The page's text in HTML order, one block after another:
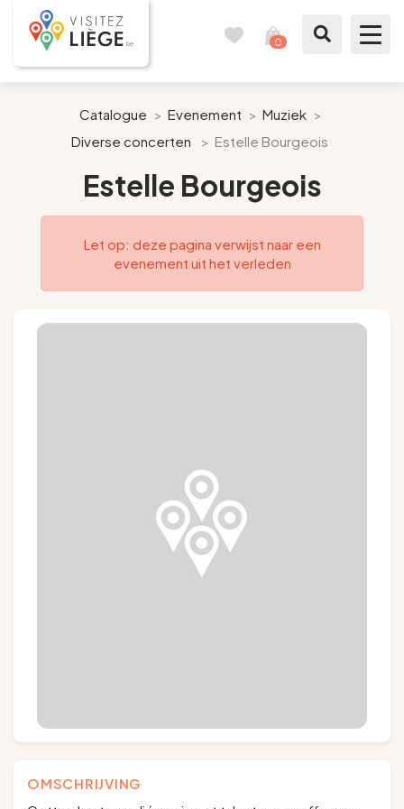
0
Inspiraties
Bereid mijn verblijf voor
Onze suggesties
Pays de Liège
Volg ons
Catalogue > Evenement > Muziek >
Diverse concerten
> Estelle Bourgeois
Estelle Bourgeois
Let op: deze pagina verwijst naar een
evenement uit het verleden
OMSCHRIJVING